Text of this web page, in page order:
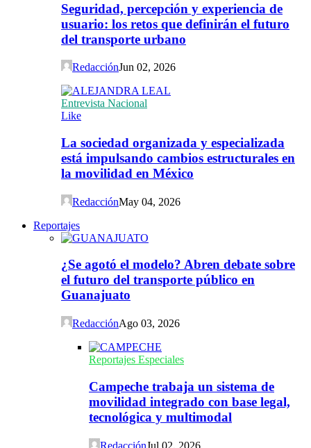
Seguridad, percepción y experiencia de
usuario: los retos que definirán el futuro
del transporte urbano
RedacciónJun 02, 2026
Entrevista Nacional
Like
La sociedad organizada y especializada
está impulsando cambios estructurales en
la movilidad en México
RedacciónMay 04, 2026
Reportajes
¿Se agotó el modelo? Abren debate sobre
el futuro del transporte público en
Guanajuato
RedacciónAgo 03, 2026
Reportajes Especiales
Campeche trabaja un sistema de
movilidad integrado con base legal,
tecnológica y multimodal
RedacciónJul 02, 2026